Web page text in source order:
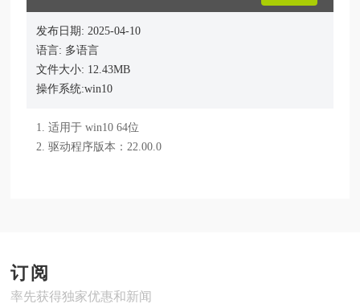
发布日期: 2025-04-10
语言: 多语言
文件大小: 12.43MB
操作系统:win10
1. 适用于 win10 64位
2. 驱动程序版本：22.00.0
订阅
率先获得独家优惠和新闻